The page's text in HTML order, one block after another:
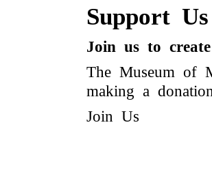
Support Us
Join us to
The Museum of
making a
Join Us